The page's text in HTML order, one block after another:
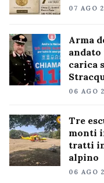
07 AGO
Arma
carica
06 AGO
Tre
monti
tratti
alpino
06 AGO